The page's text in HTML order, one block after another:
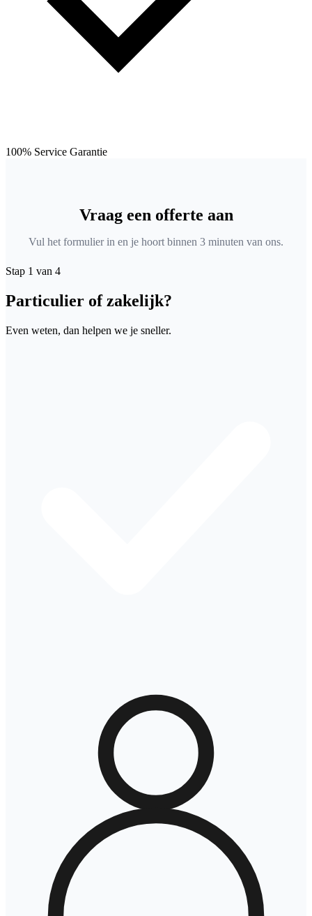
100% Service Garantie
Vraag een offerte aan
Vul het formulier in en je hoort binnen 3 minuten van ons.
Stap 1 van 4
Particulier of zakelijk?
Even weten, dan helpen we je sneller.